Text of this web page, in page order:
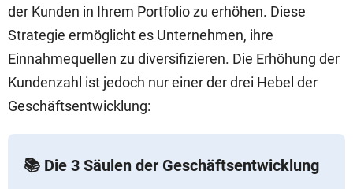
der Kunden in Ihrem Portfolio zu erhöhen. Diese
Strategie ermöglicht es Unternehmen, ihre
Einnahmequellen zu diversifizieren. Die Erhöhung der
Kundenzahl ist jedoch nur einer der drei Hebel der
Geschäftsentwicklung:
📚 Die 3 Säulen der Geschäftsentwicklung